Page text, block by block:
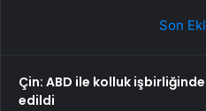
Son
Çin: ABD ile kolluk
edildi